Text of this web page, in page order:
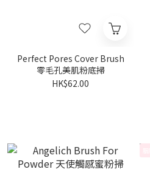
Perfect Pores Cover Brush
零毛孔美肌粉底掃
HK$62.00